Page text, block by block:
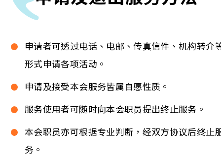
申请者可透过电话、电邮、传真信件、机构转介
形式申请各项活动。
申请及接受本会服务皆属自愿性质。
服务使用者可随时向本会职员提出终止服务。
本会职员亦可根据专业判断，经双方协议后终止
务。